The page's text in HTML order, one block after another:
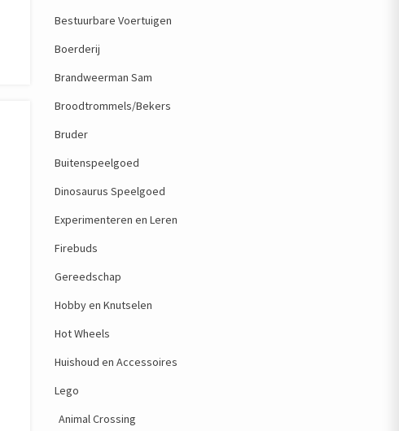
Bestuurbare Voertuigen
Boerderij
Brandweerman Sam
Broodtrommels/Bekers
Bruder
Buitenspeelgoed
Dinosaurus Speelgoed
Experimenteren en Leren
Firebuds
Gereedschap
Hobby en Knutselen
Hot Wheels
Huishoud en Accessoires
Lego
Animal Crossing